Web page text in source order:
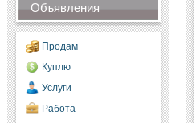
Объявления
Продам
Куплю
Услуги
Работа